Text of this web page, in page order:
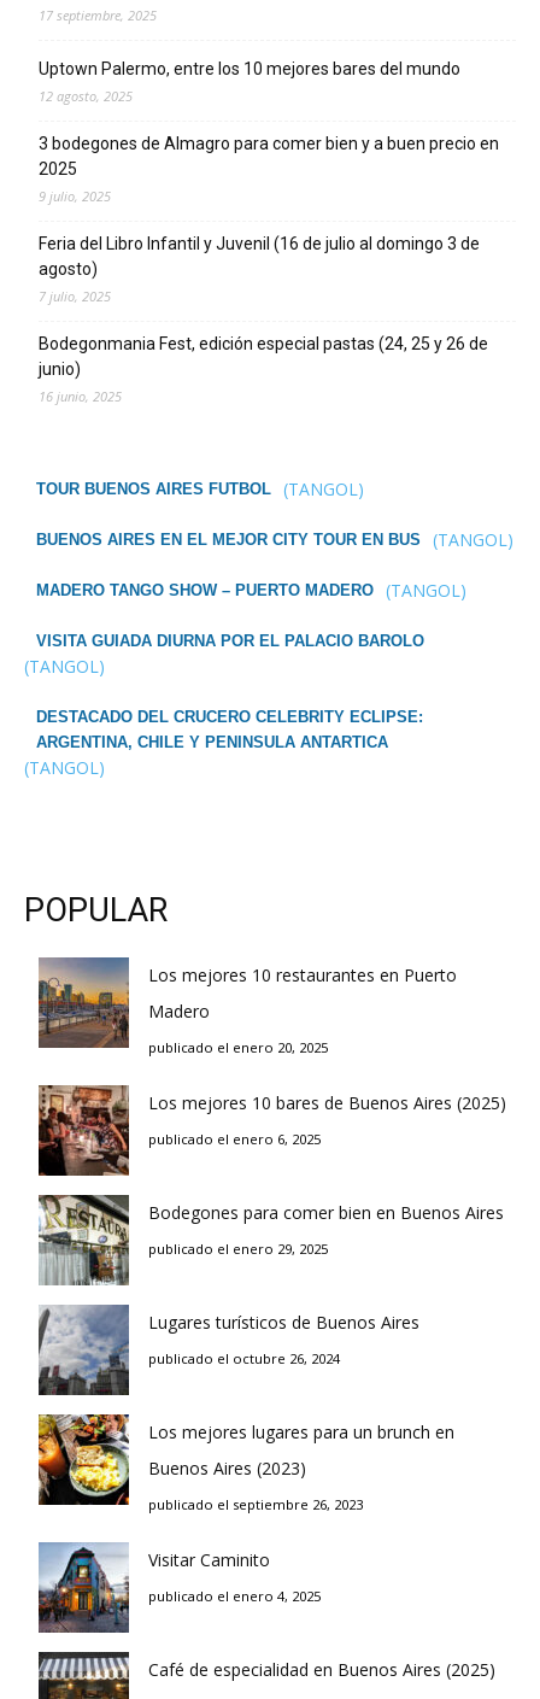
17 septiembre, 2025
Uptown Palermo, entre los 10 mejores bares del mundo
12 agosto, 2025
3 bodegones de Almagro para comer bien y a buen precio en
2025
9 julio, 2025
Feria del Libro Infantil y Juvenil (16 de julio al domingo 3 de
agosto)
7 julio, 2025
Bodegonmania Fest, edición especial pastas (24, 25 y 26 de
junio)
16 junio, 2025
TOUR BUENOS AIRES FUTBOL (TANGOL)
BUENOS AIRES EN EL MEJOR CITY TOUR EN BUS (TANGOL)
MADERO TANGO SHOW – PUERTO MADERO (TANGOL)
VISITA GUIADA DIURNA POR EL PALACIO BAROLO
(TANGOL)
DESTACADO DEL CRUCERO CELEBRITY ECLIPSE:
ARGENTINA, CHILE Y PENINSULA ANTARTICA
(TANGOL)
POPULAR
Los mejores 10 restaurantes en Puerto
Madero
publicado el enero 20, 2025
Los mejores 10 bares de Buenos Aires (2025)
publicado el enero 6, 2025
Bodegones para comer bien en Buenos Aires
publicado el enero 29, 2025
Lugares turísticos de Buenos Aires
publicado el octubre 26, 2024
Los mejores lugares para un brunch en
Buenos Aires (2023)
publicado el septiembre 26, 2023
Visitar Caminito
publicado el enero 4, 2025
Café de especialidad en Buenos Aires (2025)